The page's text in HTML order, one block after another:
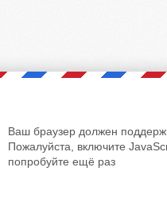
Ваш браузер должен
Пожалуйста, включите
попробуйте ещё раз